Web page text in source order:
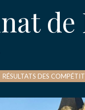
RÉSULTATS DES
PARCOURS
TARIFS